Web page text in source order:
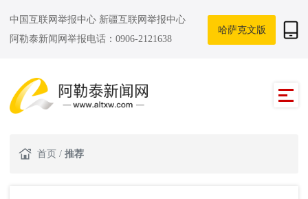
中国互联网举报中心 新疆互联网举报中心
阿勒泰新闻网举报电话：0906-2121638
哈萨克文版
首页 / 推荐